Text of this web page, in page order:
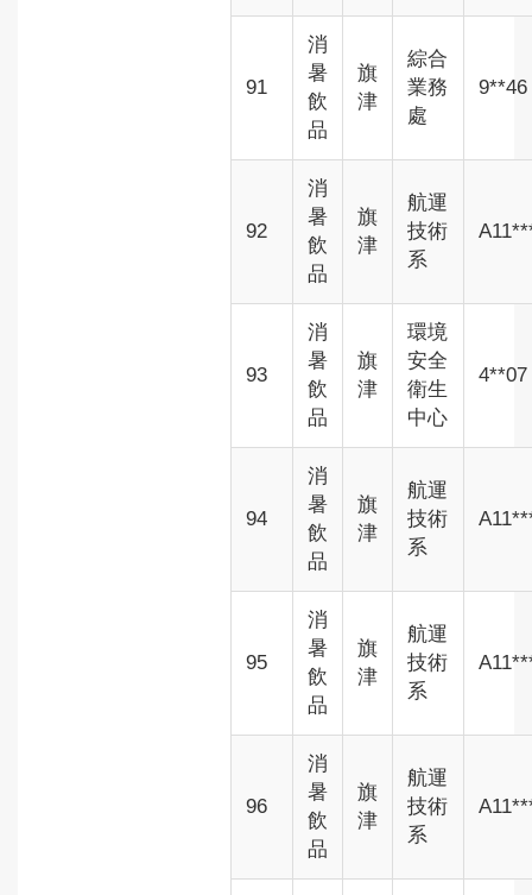
91
消
暑
飲
品
旗
津
綜合
業務
處
9**46
92
消
暑
飲
品
旗
津
航運
技術
系
93
消
暑
飲
品
旗
津
環境
安全
衛生
中心
4**07
94
消
暑
飲
品
旗
津
航運
技術
系
95
消
暑
飲
品
旗
津
航運
技術
系
96
消
暑
飲
品
旗
津
航運
技術
系